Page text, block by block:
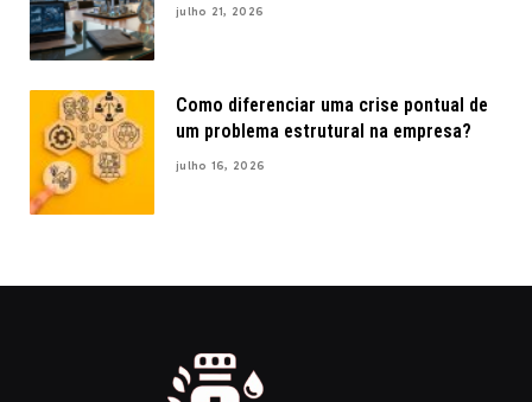
julho 21, 2026
Como diferenciar uma crise pontual de
um problema estrutural na empresa?
julho 16, 2026